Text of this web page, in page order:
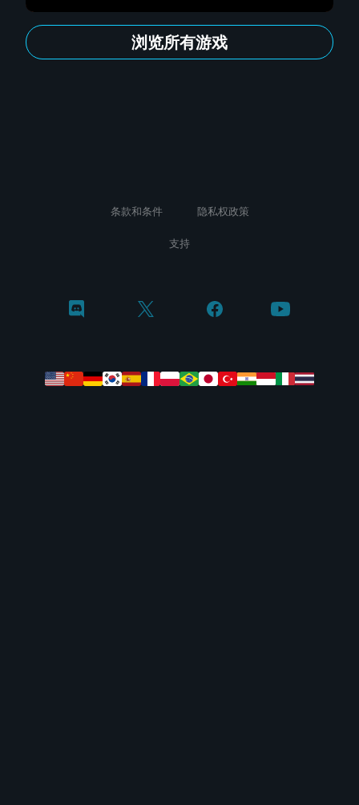
浏览所有游戏
条款和条件 隐私权政策
支持